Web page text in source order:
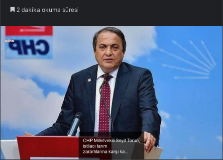
2 dakika okuma süresi